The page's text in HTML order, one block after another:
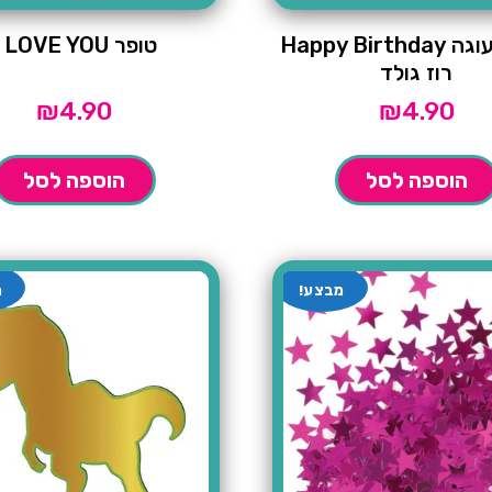
טופר לעוגה Happy Birthday
רוז גולד
₪4.90
הוספה לסל
טופר I LOVE YOU
₪4.90
הוספה לסל
מבצע!